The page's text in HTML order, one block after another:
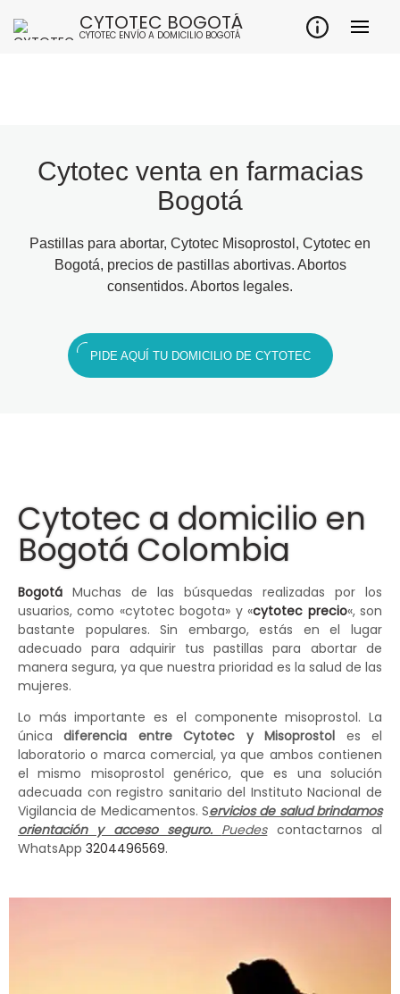
CYTOTEC BOGOTÁ
CYTOTEC ENVÍO A DOMICILIO BOGOTÁ
Cytotec venta en farmacias
Bogotá
Pastillas para abortar, Cytotec Misoprostol, Cytotec en
Bogotá, precios de pastillas abortivas. Abortos
consentidos. Abortos legales.
PIDE AQUÍ TU DOMICILIO DE CYTOTEC
Cytotec a domicilio en
Bogotá Colombia
Bogotá Muchas de las búsquedas realizadas por los
usuarios, como «cytotec bogota» y «cytotec precio«, son
bastante populares. Sin embargo, estás en el lugar
adecuado para adquirir tus pastillas para abortar de
manera segura, ya que nuestra prioridad es la salud de las
mujeres.
Lo más importante es el componente misoprostol. La
únicadiferencia entre Cytotec y Misoprostol es el
laboratorio o marca comercial, ya que ambos contienen
el mismo misoprostol genérico, que es una solución
adecuada con registro sanitario del Instituto Nacional de
Vigilancia de Medicamentos. Servicios de salud brindamos
orientación y acceso seguro. Puedescontactarnos al
WhatsApp 3204496569.